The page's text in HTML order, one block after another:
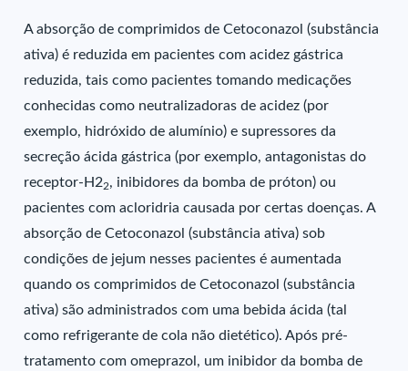
A absorção de comprimidos de Cetoconazol (substância
ativa) é reduzida em pacientes com acidez gástrica
reduzida, tais como pacientes tomando medicações
conhecidas como neutralizadoras de acidez (por
exemplo, hidróxido de alumínio) e supressores da
secreção ácida gástrica (por exemplo, antagonistas do
receptor-H22, inibidores da bomba de próton) ou
pacientes com acloridria causada por certas doenças. A
absorção de Cetoconazol (substância ativa) sob
condições de jejum nesses pacientes é aumentada
quando os comprimidos de Cetoconazol (substância
ativa) são administrados com uma bebida ácida (tal
como refrigerante de cola não dietético). Após pré-
tratamento com omeprazol, um inibidor da bomba de